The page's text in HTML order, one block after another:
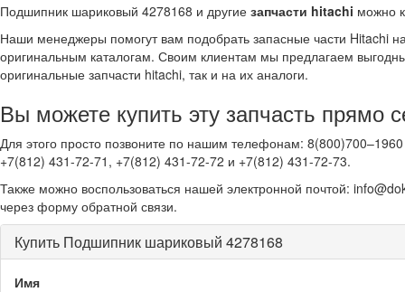
Подшипник шариковый 4278168 и другие запчасти hitachi можно
Наши менеджеры помогут вам подобрать запасные части Hitachi
оригинальным каталогам. Своим клиентам мы предлагаем
оригинальные запчасти hitachi, так и на их аналоги.
Вы можете купить эту запчасть прямо
Для этого просто позвоните по нашим телефонам:
+7(812) 431-72-71, +7(812) 431-72-72 и +7(812) 431-72-73.
Также можно воспользоваться нашей электронной почтой:
через форму обратной связи.
Купить Подшипник шариковый 4278168
Имя